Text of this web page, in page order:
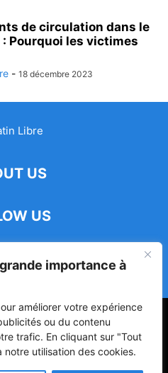
importance à
améliorer votre expérience
ou du contenu
trafic. En cliquant sur "Tout
utilisation des cookies.
de circulation dans le
Pourquoi les victimes
- 18 décembre 2023
US
US
Protection de la Vie Privée: Me
le Bénin à Séoul